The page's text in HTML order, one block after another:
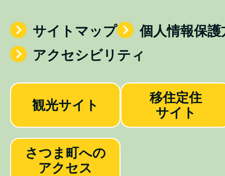
サイトマップ
個人情報保護
アクセシビリティ
観光サイト
移住定住
サイト
さつま町への
アクセス